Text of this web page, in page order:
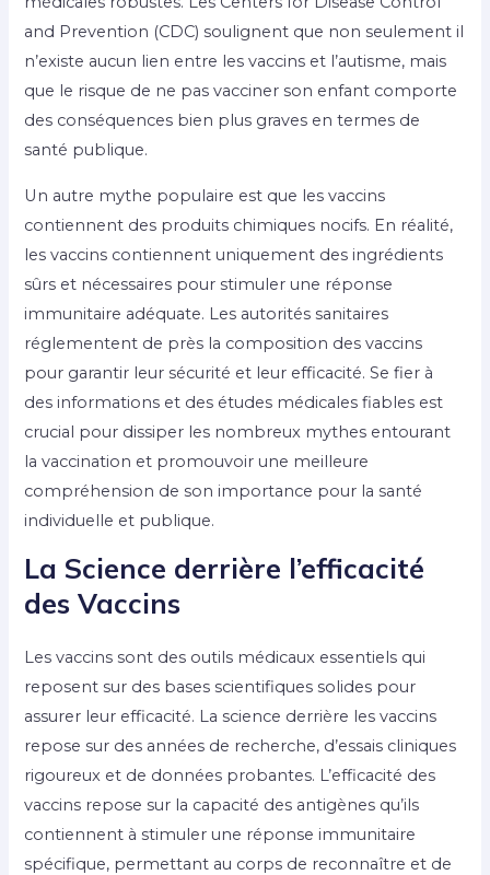
and Prevention (CDC) soulignent que non seulement il
n’existe aucun lien entre les vaccins et l’autisme, mais
que le risque de ne pas vacciner son enfant comporte
des conséquences bien plus graves en termes de
santé publique.
Un autre mythe populaire est que les vaccins
contiennent des produits chimiques nocifs. En réalité,
les vaccins contiennent uniquement des ingrédients
sûrs et nécessaires pour stimuler une réponse
immunitaire adéquate. Les autorités sanitaires
réglementent de près la composition des vaccins
pour garantir leur sécurité et leur efficacité. Se fier à
des informations et des études médicales fiables est
crucial pour dissiper les nombreux mythes entourant
la vaccination et promouvoir une meilleure
compréhension de son importance pour la santé
individuelle et publique.
La Science derrière l’efficacité
des Vaccins
Les vaccins sont des outils médicaux essentiels qui
reposent sur des bases scientifiques solides pour
assurer leur efficacité. La science derrière les vaccins
repose sur des années de recherche, d’essais cliniques
rigoureux et de données probantes. L’efficacité des
vaccins repose sur la capacité des antigènes qu’ils
contiennent à stimuler une réponse immunitaire
spécifique, permettant au corps de reconnaître et de